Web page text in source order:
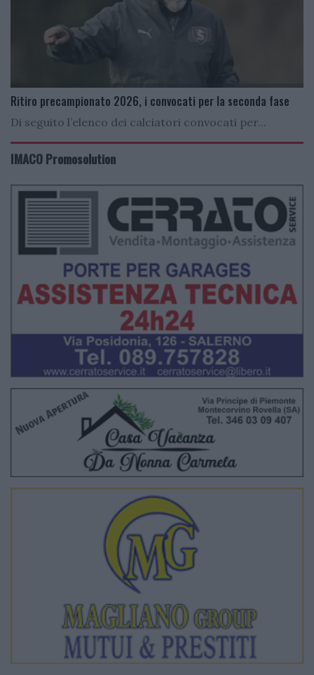
Ritiro precampionato 2026, i convocati per la seconda fase
Di seguito l’elenco dei calciatori convocati per...
IMACO Promosolution